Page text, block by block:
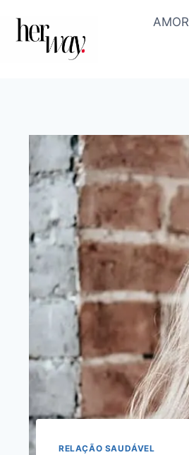
AMOR
RELAÇÃO SAUDÁVEL